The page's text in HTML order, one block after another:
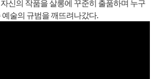
신의 작품을 살롱에 꾸준히 출품하며 누구
술의 규범을 깨뜨려나갔다.